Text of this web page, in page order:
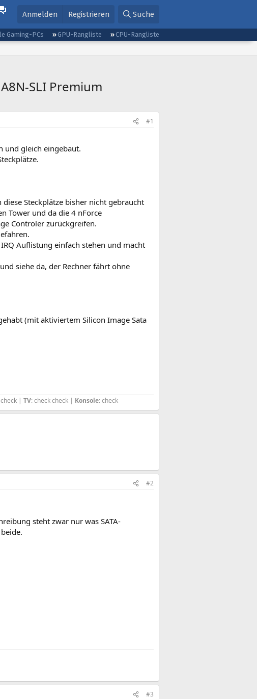
Anmelden Registrieren Suche
Gaming-PCs GPU-Rangliste
CPU-Rangliste
SLI Premium
#1
und gleich eingebaut.
Steckplätze bisher nicht gebraucht
Tower und da die 4 nForce
Controler zurückgreifen.
Auflistung einfach stehen und macht
siehe da, der Rechner fährt ohne
(mit aktiviertem Silicon Image Sata
check | TV: check check | Konsole: check
#2
steht zwar nur was SATA-
#3